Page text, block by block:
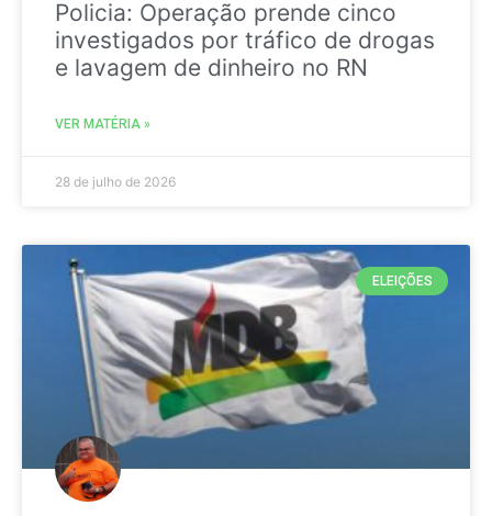
Policia: Operação prende cinco
investigados por tráfico de drogas
e lavagem de dinheiro no RN
VER MATÉRIA »
28 de julho de 2026
ELEIÇÕES